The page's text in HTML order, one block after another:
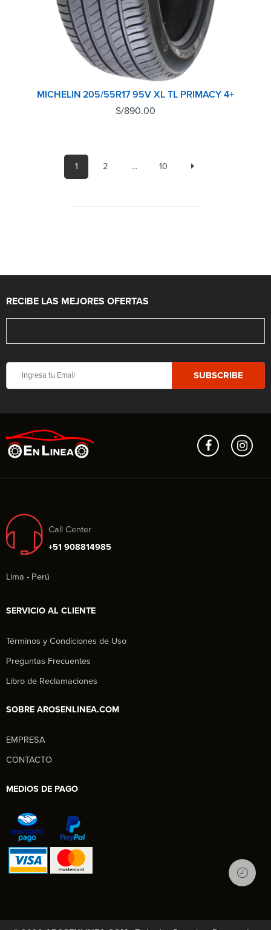
MICHELIN 205/55R17 95V XL TL PRIMACY 4+
S/890.00
1 2 … 10
RECIBE LAS MEJORES OFERTAS
Call Center
+51 908814985
Lima - Perú
SERVICIO AL CLIENTE
Términos y Condiciones de Uso
Preguntas Frecuentes
Libro de Reclamaciones
SOBRE AROSENLINEA.COM
EMPRESA
CONTACTO
MEDIOS DE PAGO